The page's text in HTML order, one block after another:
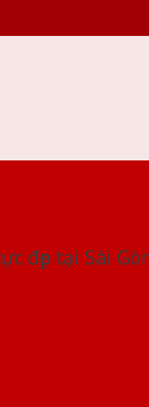
đẹp tại Sài